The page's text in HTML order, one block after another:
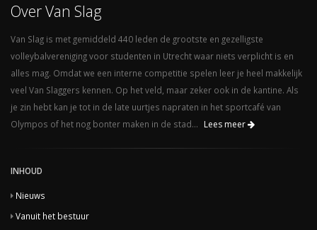
Over Van Slag
Van Slag is met gemiddeld 440 leden de grootste en gezelligste
volleybalvereniging voor studenten in Utrecht waar niets verplicht is en
alles mag. Omdat we een interne competitie spelen leer je heel makkelijk
veel Van Slaggers kennen. Op het veld, maar zeker ook in de kantine. Als
je zin hebt kan je tot in de late uurtjes napraten in het sportcafé van
Olympos of het nog bonter maken in de stad...
Lees meer
INHOUD
Nieuws
Vanuit het bestuur